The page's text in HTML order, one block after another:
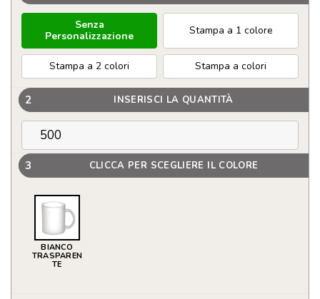
Senza
Personalizzazione
Stampa a 1 colore
Stampa a 2 colori Stampa a colori
2 INSERISCI LA QUANTITÀ
3 CLICCA PER SCEGLIERE IL COLORE
BIANCO
TRASPAREN
TE